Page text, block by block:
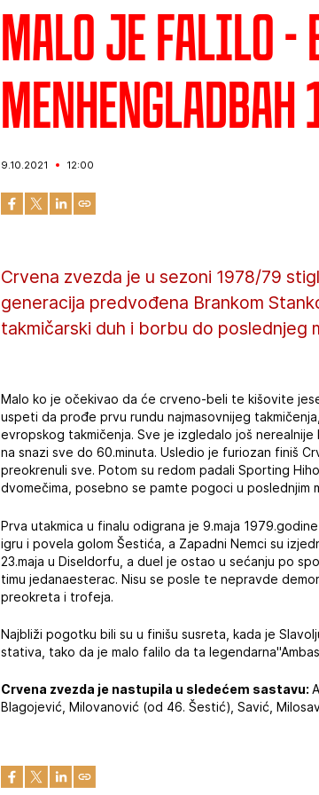
Malo je falilo -
Menhengladbah
9.10.2021 12:00
Crvena zvezda je u sezoni 1978/79
generacija predvođena Brankom
takmičarski duh i borbu do poslednjeg
Malo ko je očekivao da će crveno-beli te kišovite
uspeti da prođe prvu rundu najmasovnijeg
evropskog takmičenja. Sve je izgledalo još
na snazi sve do 60.minuta. Usledio je furiozan finiš
preokrenuli sve. Potom su redom padali Sporting
dvomečima, posebno se pamte pogoci u poslednjim
Prva utakmica u finalu odigrana je 9.maja
igru i povela golom Šestića, a Zapadni Nemci su
23.maja u Diseldorfu, a duel je ostao u sećanju po
timu jedanaesterac. Nisu se posle te nepravde
preokreta i trofeja.
Najbliži pogotku bili su u finišu susreta, kada je
stativa, tako da je malo falilo da ta
Crvena zvezda je nastupila u sledećem sastavu:
Blagojević, Milovanović (od 46. Šestić), Savić,